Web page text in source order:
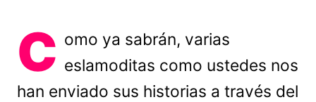
C omo ya sabrán, varias
eslamoditas como ustedes nos
han enviado sus historias a través del